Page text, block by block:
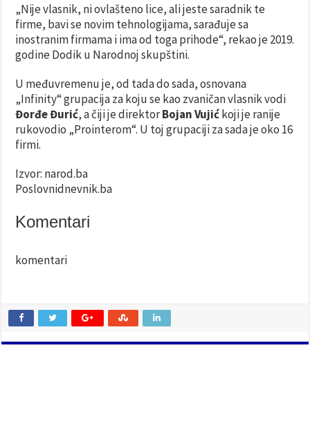
„Nije vlasnik, ni ovlašteno lice, ali jeste saradnik te
firme, bavi se novim tehnologijama, sarađuje sa
inostranim firmama i ima od toga prihode“, rekao je 2019.
godine Dodik u Narodnoj skupštini.
U međuvremenu je, od tada do sada, osnovana
„Infinity“ grupacija za koju se kao zvaničan vlasnik vodi
Đorđe Đurić, a čiji je direktorBojan Vujićkoji je ranije
rukovodio „Prointerom“. U toj grupaciji za sada je oko 16
firmi.
Izvor: narod.ba
Poslovnidnevnik.ba
Komentari
komentari